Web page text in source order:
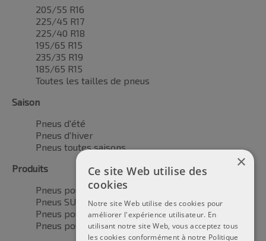
205/55 R16
225/45 R17
225/40 R18
195/65 R15
235/35 R19
185/65 R15
Toutes les tailles de pneus
Saison
Pneus d'été
Pneus d'hiver
Pneus toutes saisons
Produits
Pneus pour voitures
Pneus SUV / 4x4
Pneus pour camionnettes
Pneus pour motos
×
Ce site Web utilise des
cookies
Notre site Web utilise des cookies pour
améliorer l'expérience utilisateur. En
utilisant notre site Web, vous acceptez tous
les cookies conformément à notre Politique